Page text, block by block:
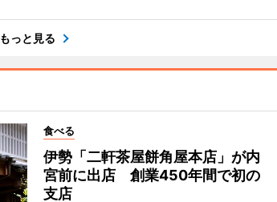
もっと見る
食べる
伊勢「二軒茶屋餅角屋本店」が内
宮前に出店 創業450年間で初の
支店